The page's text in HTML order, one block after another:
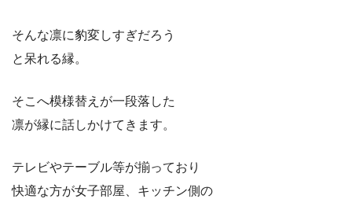
そんな凛に豹変しすぎだろう
と呆れる縁。
そこへ模様替えが一段落した
凛が縁に話しかけてきます。
テレビやテーブル等が揃っており
快適な方が女子部屋、キッチン側の